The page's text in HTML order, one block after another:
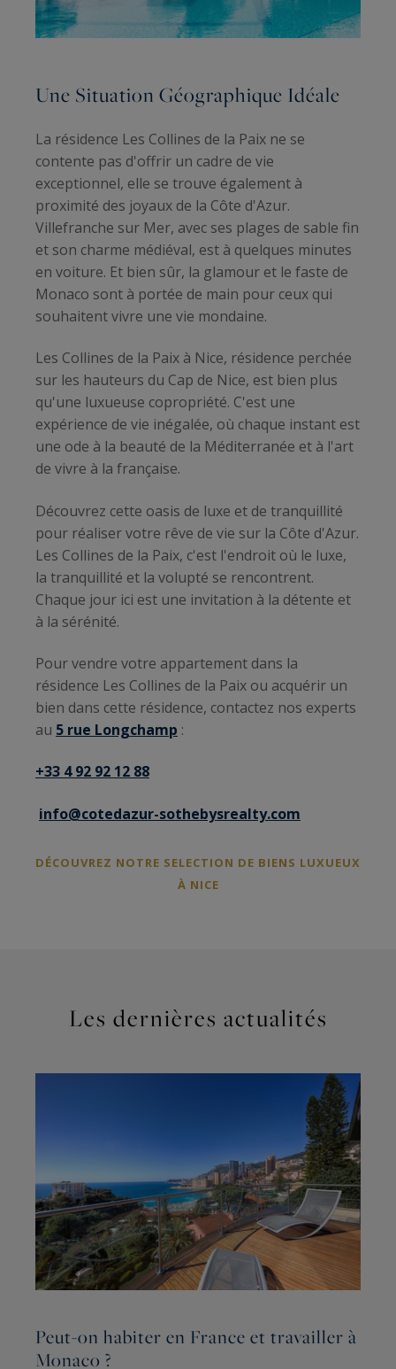
Une Situation Géographique Idéale
La résidence Les Collines de la Paix ne se
contente pas d'offrir un cadre de vie
exceptionnel, elle se trouve également à
proximité des joyaux de la Côte d'Azur.
Villefranche sur Mer, avec ses plages de sable fin
et son charme médiéval, est à quelques minutes
en voiture. Et bien sûr, la glamour et le faste de
Monaco sont à portée de main pour ceux qui
souhaitent vivre une vie mondaine.
Les Collines de la Paix à Nice, résidence perchée
sur les hauteurs du Cap de Nice, est bien plus
qu'une luxueuse copropriété. C'est une
expérience de vie inégalée, où chaque instant est
une ode à la beauté de la Méditerranée et à l'art
de vivre à la française.
Découvrez cette oasis de luxe et de tranquillité
pour réaliser votre rêve de vie sur la Côte d'Azur.
Les Collines de la Paix, c'est l'endroit où le luxe,
la tranquillité et la volupté se rencontrent.
Chaque jour ici est une invitation à la détente et
à la sérénité.
Pour vendre votre appartement dans la
résidence Les Collines de la Paix ou acquérir un
bien dans cette résidence, contactez nos experts
au 5 rue Longchamp :
+33 4 92 92 12 88
info@cotedazur-sothebysrealty.com
DÉCOUVREZ NOTRE SELECTION DE BIENS LUXUEUX
À NICE
Les dernières actualités
Peut-on habiter en France et travailler à
Monaco ?